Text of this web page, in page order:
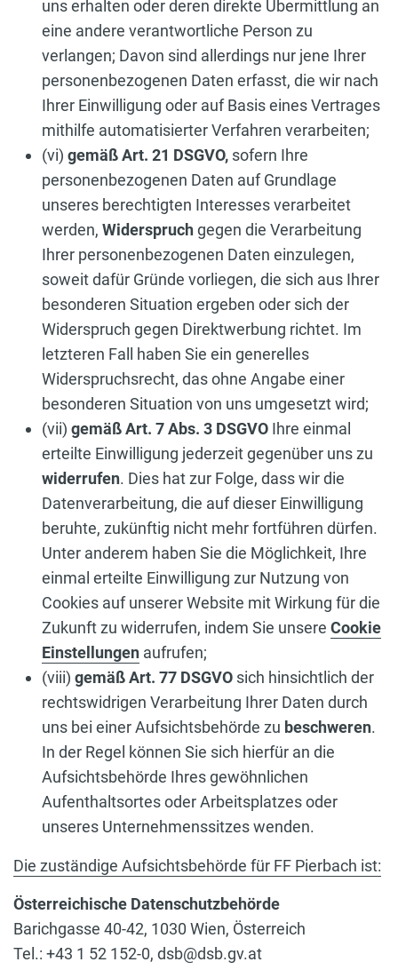
uns erhalten oder deren direkte Übermittlung an
eine andere verantwortliche Person zu
verlangen; Davon sind allerdings nur jene Ihrer
personenbezogenen Daten erfasst, die wir nach
Ihrer Einwilligung oder auf Basis eines Vertrages
mithilfe automatisierter Verfahren verarbeiten;
(vi) gemäß Art. 21 DSGVO, sofern Ihre
personenbezogenen Daten auf Grundlage
unseres berechtigten Interesses verarbeitet
werden, Widerspruchgegen die Verarbeitung
Ihrer personenbezogenen Daten einzulegen,
soweit dafür Gründe vorliegen, die sich aus Ihrer
besonderen Situation ergeben oder sich der
Widerspruch gegen Direktwerbung richtet. Im
letzteren Fall haben Sie ein generelles
Widerspruchsrecht, das ohne Angabe einer
besonderen Situation von uns umgesetzt wird;
(vii) gemäß Art. 7 Abs. 3 DSGVO Ihre einmal
erteilte Einwilligung jederzeit gegenüber uns zu
widerrufen. Dies hat zur Folge, dass wir die
Datenverarbeitung, die auf dieser Einwilligung
beruhte, zukünftig nicht mehr fortführen dürfen.
Unter anderem haben Sie die Möglichkeit, Ihre
einmal erteilte Einwilligung zur Nutzung von
Cookies auf unserer Website mit Wirkung für die
Zukunft zu widerrufen, indem Sie unsere Cookie
Einstellungen aufrufen;
(viii) gemäß Art. 77 DSGVO sich hinsichtlich der
rechtswidrigen Verarbeitung Ihrer Daten durch
uns bei einer Aufsichtsbehörde zu beschweren.
In der Regel können Sie sich hierfür an die
Aufsichtsbehörde Ihres gewöhnlichen
Aufenthaltsortes oder Arbeitsplatzes oder
unseres Unternehmenssitzes wenden.
Die zuständige Aufsichtsbehörde für FF Pierbach ist:
Österreichische Datenschutzbehörde
Barichgasse 40-42, 1030 Wien, Österreich
Tel.: +43 1 52 152-0, dsb@dsb.gv.at